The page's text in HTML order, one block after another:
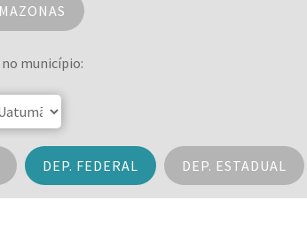
município:
DEP. FEDERAL DEP. ESTADUAL